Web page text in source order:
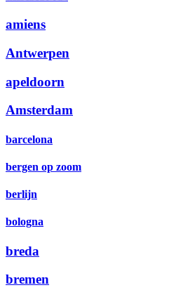
amiens
Antwerpen
apeldoorn
Amsterdam
barcelona
bergen op zoom
berlijn
bologna
breda
bremen